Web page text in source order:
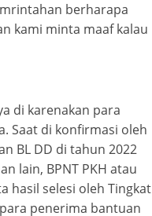
berharapa
kami minta maaf kalau
di karenakan para
Saat di konfirmasi oleh
BL DD di tahun 2022
lain, BPNT PKH atau
hasil selesi oleh Tingkat
penerima bantuan